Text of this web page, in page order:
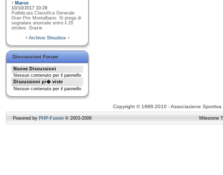
Marco
10/10/2017 10:29
Pubblicata Classifica Generale
Gran Prix Montalbano. Si prega di
segnalare anomalie entro il 20
ottobre. Grazie
Archivio Shoutbox
Discussioni Forum
Nuove Discussioni
Nessun contenuto per il pannello
Discussioni pi� viste
Nessun contenuto per il pannello
Copyright © 1988-2010 - Associazione
Powered by PHP-Fusion © 2003-2006 Milestone